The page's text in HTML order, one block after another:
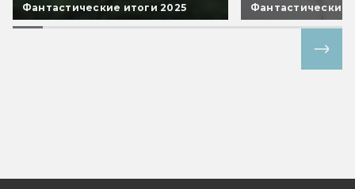
Фантастические итоги 2025 Фантастические